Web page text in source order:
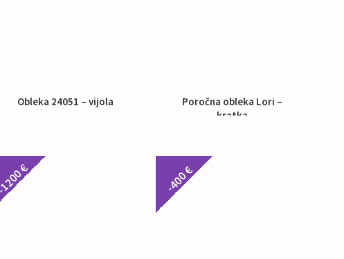
Obleka 24051 – vijola
Poročna obleka Lori –
kratka
-1200 € -400 €